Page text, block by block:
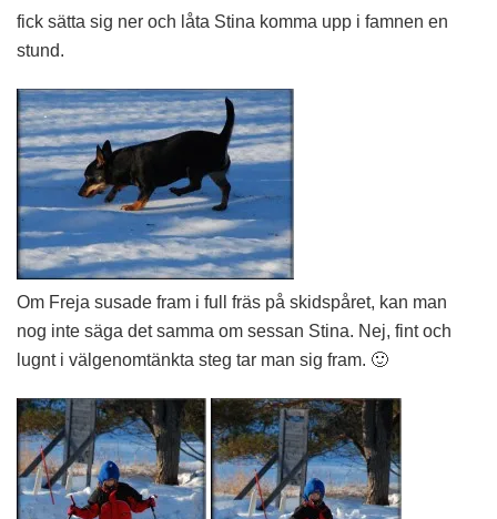
fick sätta sig ner och låta Stina komma upp i famnen en
stund.
Om Freja susade fram i full fräs på skidspåret, kan man
nog inte säga det samma om sessan Stina. Nej, fint och
lugnt i välgenomtänkta steg tar man sig fram. 🙂